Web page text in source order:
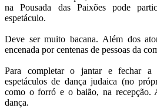
na Pousada das Paixões pode
espetáculo.
Deve ser muito bacana. Além dos
encenada por centenas de pessoas da
Para completar o jantar e fechar a
espetáculos de dança judaica (no
como o forró e o baião, na recepção.
dança.